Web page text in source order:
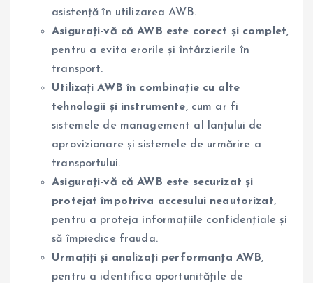
asistență în utilizarea AWB.
Asigurați-vă că AWB este corect și complet,
pentru a evita erorile și întârzierile în
transport.
Utilizați AWB în combinație cu alte
tehnologii și instrumente, cum ar fi
sistemele de management al lanțului de
aprovizionare și sistemele de urmărire a
transportului.
Asigurați-vă că AWB este securizat și
protejat împotriva accesului neautorizat,
pentru a proteja informațiile confidențiale și
să împiedice frauda.
Urmațiți și analizați performanța AWB,
pentru a identifica oportunitățile de